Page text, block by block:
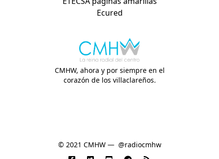
CMHW, ahora y por siempre en el
corazón de los villaclareños.
Ecured
© 2021 CMHW — @radiocmhw